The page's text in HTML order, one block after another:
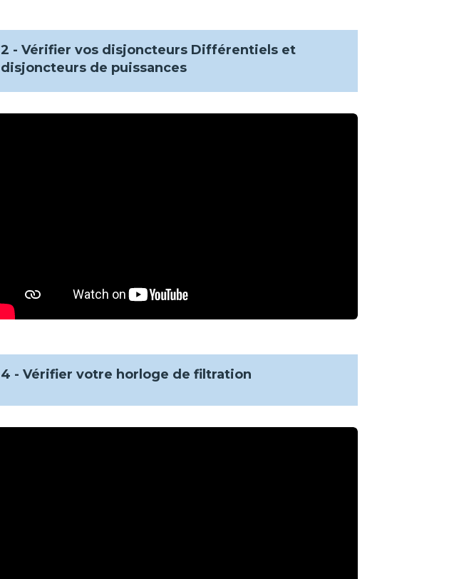
2 - Vérifier vos disjoncteurs Différentiels et
disjoncteurs de puissances
4 - Vérifier votre horloge de filtration